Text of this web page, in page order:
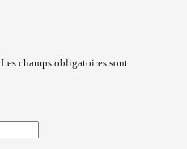
Les champs obligatoires sont